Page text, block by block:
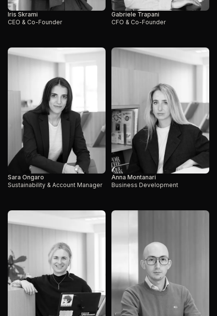
Iris Skrami
CEO & Co-Founder
Gabriele Trapani
CFO & Co-Founder
Sara Ongaro
Sustainability & Account Manager
Anna Montanari
Business Development